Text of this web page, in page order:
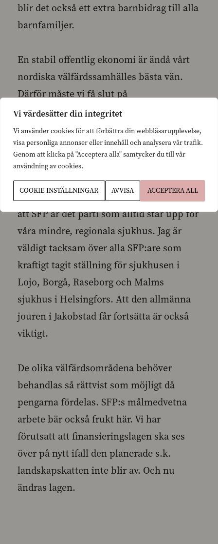
Vi värdesätter din integritet
Vi använder cookies för att förbättra din webbläsarupplevelse,
visa personliga annonser eller innehåll och analysera vår trafik.
Genom att klicka på "Acceptera alla" samtycker du till vår
användning av cookies.
COOKIE-INSTÄLLNINGAR AVVISA ACCEPTERA ALL
blir det också ett extra barnbidrag till alla
barnfamiljer.
En stabil offentlig ekonomi är ändå vårt
nordiska välfärdssamhälles bästa vän.
Därför måste vi få slut på
skuldsättningsspiralen – vi måste stävja
låntagningen. Det behövs en plan för
balansering av statsfinanserna som
sträcker sig över två valperioder.
I höst har det än en gång också blivit klar
att SFP är det parti som alltid står upp för
våra mindre, regionala sjukhus. Jag är
väldigt tacksam över alla SFP:are som
kraftigt tagit ställning för sjukhusen i
Lojo, Borgå, Raseborg och Malms
sjukhus i Helsingfors. Att den allmänna
jouren i Jakobstad får fortsätta är också
viktigt.
De olika välfärdsområdena behöver
behandlas så rättvist som möjligt då
pengarna fördelas. SFP:s målmedvetna
arbete bär också frukt här. Vi har
förutsatt att finansieringslagen ska ses
över på nytt ifall den planerade s.k.
landskapskatten inte blir av. Och nu
ändras lagen.